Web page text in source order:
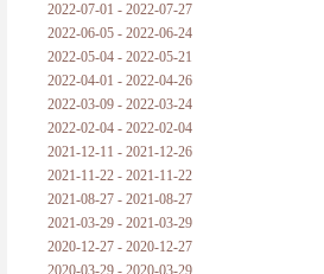
2022-07-01 - 2022-07-27
2022-06-05 - 2022-06-24
2022-05-04 - 2022-05-21
2022-04-01 - 2022-04-26
2022-03-09 - 2022-03-24
2022-02-04 - 2022-02-04
2021-12-11 - 2021-12-26
2021-11-22 - 2021-11-22
2021-08-27 - 2021-08-27
2021-03-29 - 2021-03-29
2020-12-27 - 2020-12-27
2020-03-29 - 2020-03-29